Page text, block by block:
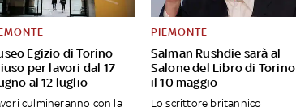
Egizio di Torino
per lavori dal 17
al 12 luglio
culmineranno con la
Salman Rushdie sarà al
Salone del Libro di Torino
il 10 maggio
PIEMONTE
Lo scrittore britannico